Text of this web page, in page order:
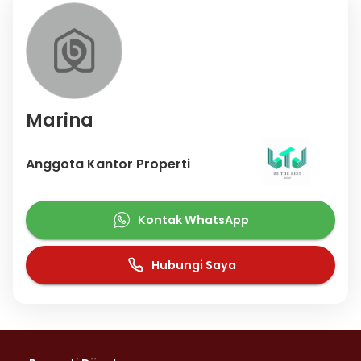
premium yang sudah siap huni dan bersertifikat PPJB.
Manfaatkan kesempatan untuk menikmati investasi di kawasan
Mulyosari yang nyaman ini!
Hubungi segera untuk informasi lebih lanjut!
Marina
Anggota Kantor Properti
Kontak WhatsApp
Hubungi Saya